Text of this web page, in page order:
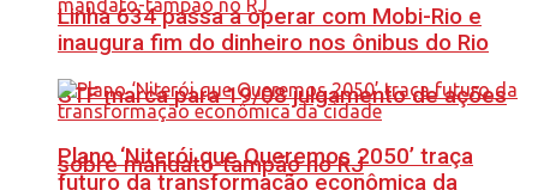
STF marca para 19/08 julgamento de ações
sobre mandato-tampão no RJ
Linha 634 passa a operar com Mobi-Rio e
inaugura fim do dinheiro nos ônibus do Rio
Plano ‘Niterói que Queremos 2050’ traça
futuro da transformação econômica da